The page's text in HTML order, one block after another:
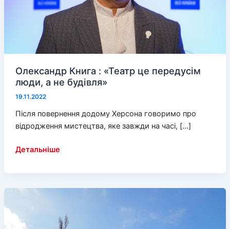
Олександр Книга : «Театр це передусім
люди, а не будівля»
19.11.2022
Після повернення додому Херсона говоримо про
відродження мистецтва, яке завжди на часі, […]
Олександр
«Театр
люди,
Детальніше